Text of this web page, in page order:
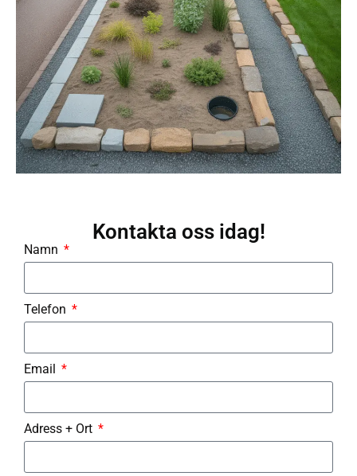
Kontakta oss idag!
Namn
Telefon
Email
Adress + Ort